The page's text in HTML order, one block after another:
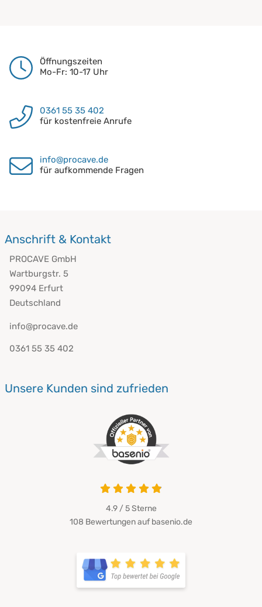
Öffnungszeiten
Mo-Fr: 10-17 Uhr
0361 55 35 402
für kostenfreie Anrufe
info@procave.de
für aufkommende Fragen
Anschrift & Kontakt
PROCAVE GmbH
Wartburgstr. 5
99094 Erfurt
Deutschland
info@procave.de
0361 55 35 402
Unsere Kunden sind zufrieden
4.9 von 5
4.9 / 5Sterne
108 Bewertungen auf basenio.de
öffnet in neuem Fenster